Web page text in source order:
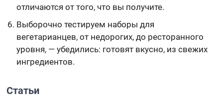
отличаются от того, что вы получите.
Выборочно тестируем наборы для
вегетарианцев, от недорогих, до ресторанного
уровня, — убедились: готовят вкусно, из свежих
ингредиентов.
Статьи